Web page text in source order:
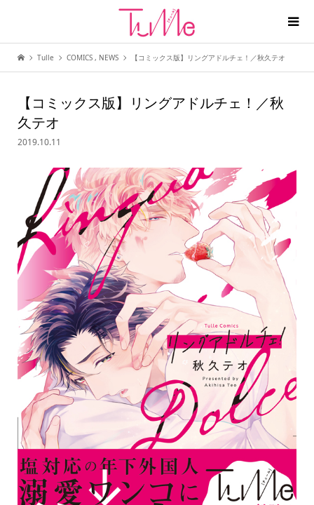
Tulle COMICS , NEWS 【コミックス版】リングアドルチェ！／秋久テオ
【コミックス版】リングアドルチェ！／秋
久テオ
2019.10.11